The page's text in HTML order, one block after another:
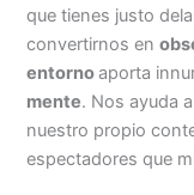
que tienes justo
convertirnos en
entornoaporta
mente. Nos ayuda
nuestro propio
espectadores que